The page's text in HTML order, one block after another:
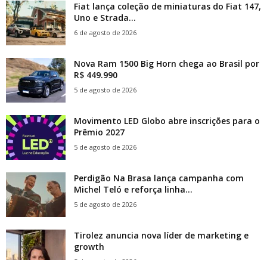
Fiat lança coleção de miniaturas do Fiat 147,
Uno e Strada...
6 de agosto de 2026
Nova Ram 1500 Big Horn chega ao Brasil por
R$ 449.990
5 de agosto de 2026
Movimento LED Globo abre inscrições para o
Prêmio 2027
5 de agosto de 2026
Perdigão Na Brasa lança campanha com
Michel Teló e reforça linha...
5 de agosto de 2026
Tirolez anuncia nova líder de marketing e
growth